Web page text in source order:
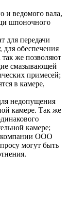
и ведомого вала,
шпоночного
для передачи
для обеспечения
так же позволяют
смазывающей
примесей;
в камере,
недопущения
камере. Так же
камере;
компании ООО
могут быть